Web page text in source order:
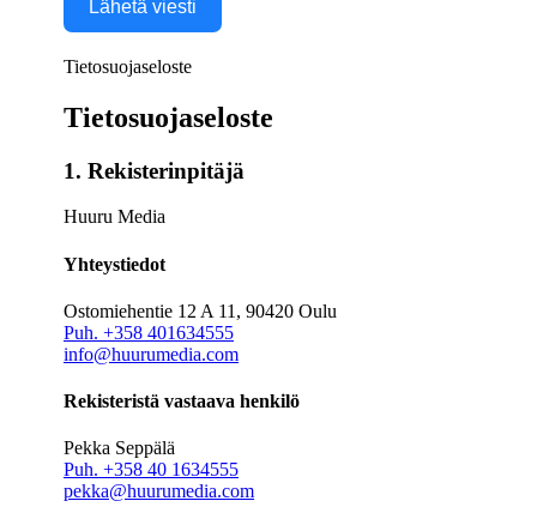
Lähetä viesti
Tietosuojaseloste
Tietosuojaseloste
1. Rekisterinpitäjä
Huuru Media
Yhteystiedot
Ostomiehentie 12 A 11, 90420 Oulu
Puh. +358 401634555
info@huurumedia.com
Rekisteristä vastaava henkilö
Pekka Seppälä
Puh. +358 40 1634555
pekka@huurumedia.com